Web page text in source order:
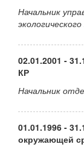
Начальник
02.01.2001 -
КР
Начальник
01.01.1996 -
окружающей